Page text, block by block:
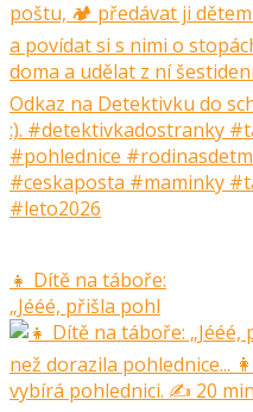
👧 Dítě na táboře:
„Jééé, přišla pohl